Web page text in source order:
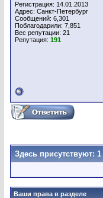
Регистрация: 14.01.2013
Адрес: Санкт-Петербург
Сообщений: 6,301
Поблагодарили: 7,851
Вес репутации: 21
Репутация: 191
Здесь присутствуют: 1
Ваши права в разделе